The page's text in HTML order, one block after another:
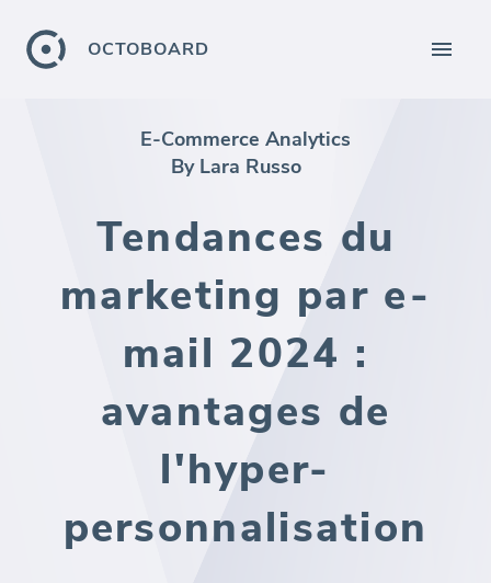
OCTOBOARD
E-Commerce Analytics
By Lara Russo
Tendances du
marketing par e-
mail 2024 :
avantages de
l'hyper-
personnalisation